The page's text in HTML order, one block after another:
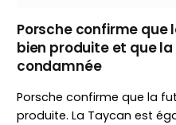
Porsche confirme que
bien produite et que la
condamnée
Porsche confirme que la
produite. La Taycan est